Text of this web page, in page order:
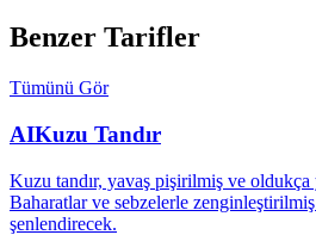
Benzer Tarifler
Tümünü Gör
AIKuzu Tandır
Kuzu tandır, yavaş pişirilmiş ve
Baharatlar ve sebzelerle zenginleştirilmiş
şenlendirecek.